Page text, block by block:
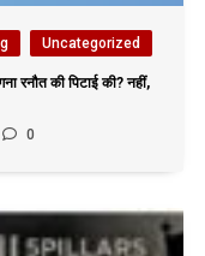
Uncategorized
रनौत की पिटाई की? नहीं,
0